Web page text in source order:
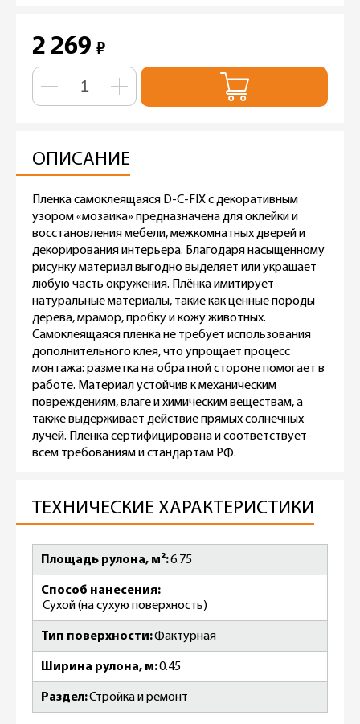
2 269 ₽
ОПИСАНИЕ
Пленка самоклеящаяся D-C-FIX с декоративным
узором «мозаика» предназначена для оклейки и
восстановления мебели, межкомнатных дверей и
декорирования интерьера. Благодаря насыщенному
рисунку материал выгодно выделяет или украшает
любую часть окружения. Плёнка имитирует
натуральные материалы, такие как ценные породы
дерева, мрамор, пробку и кожу животных.
Самоклеящаяся пленка не требует использования
дополнительного клея, что упрощает процесс
монтажа: разметка на обратной стороне помогает в
работе. Материал устойчив к механическим
повреждениям, влаге и химическим веществам, а
также выдерживает действие прямых солнечных
лучей. Пленка сертифицирована и соответствует
всем требованиям и стандартам РФ.
ТЕХНИЧЕСКИЕ ХАРАКТЕРИСТИКИ
Площадь рулона, м²6.75
Способ нанесения
Сухой (на сухую поверхность)
Тип поверхностиФактурная
Ширина рулона, м0.45
РазделСтройка и ремонт